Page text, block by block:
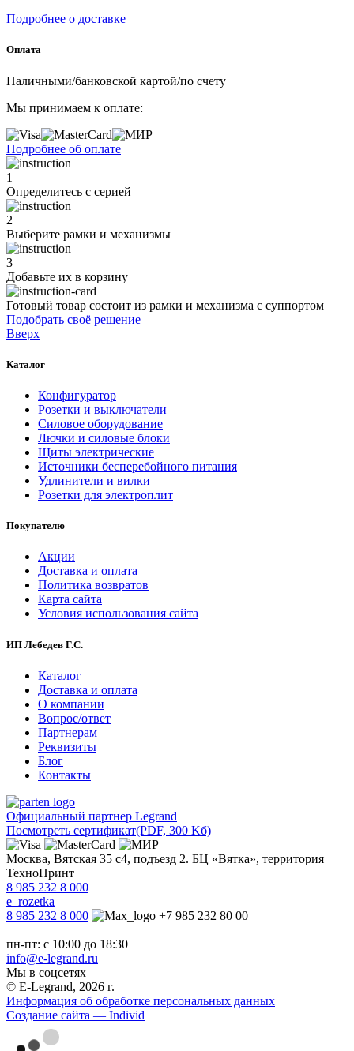
Подробнее о доставке
Оплата
Наличными/банковской картой/по счету
Мы принимаем к оплате:
Подробнее об оплате
1
Определитесь с серией
2
Выберите рамки и механизмы
3
Добавьте их в корзину
Готовый товар состоит из рамки и механизма с суппортом
Подобрать своё решение
Вверх
Каталог
Конфигуратор
Розетки и выключатели
Силовое оборудование
Лючки и силовые блоки
Щиты электрические
Источники бесперебойного питания
Удлинители и вилки
Розетки для электроплит
Покупателю
Акции
Доставка и оплата
Политика возвратов
Карта сайта
Условия использования сайта
ИП Лебедев Г.С.
Каталог
Доставка и оплата
О компании
Вопрос/ответ
Партнерам
Реквизиты
Блог
Контакты
Официальный партнер Legrand
Посмотреть сертификат(PDF, 300 Kб)
Москва, Вятская 35 с4, подъезд 2. БЦ «Вятка», территория
ТехноПринт
8 985 232 8 000
e_rozetka
8 985 232 8 000
+7 985 232 80 00
пн-пт: с 10:00 до 18:30
info@e-legrand.ru
Мы в соцсетях
© E-Legrand, 2026 г.
Информация об обработке персональных данных
Создание сайта — Individ